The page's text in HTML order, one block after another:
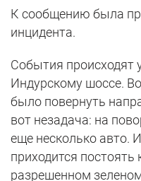
К сообщению была
инцидента.
События происходят
Индурскому шоссе.
было повернуть
вот незадача: на
еще несколько авто.
приходится постоять
разрешенном